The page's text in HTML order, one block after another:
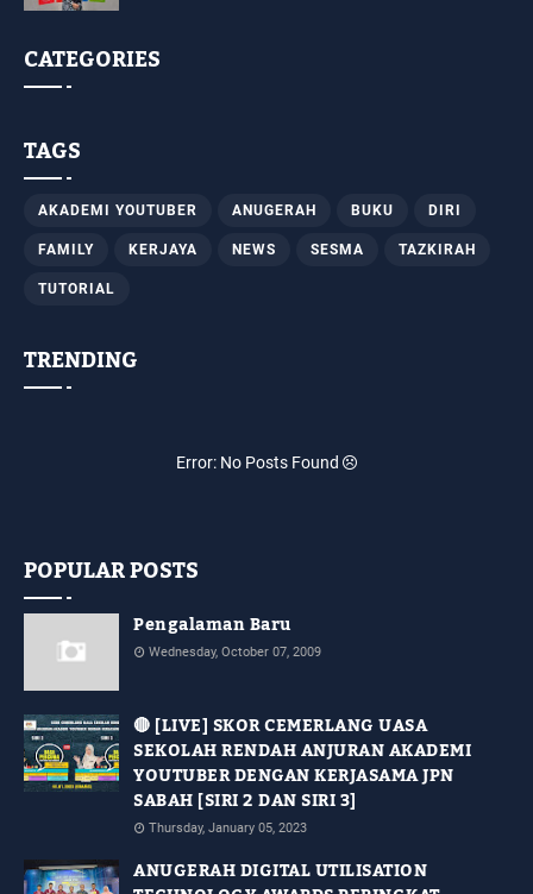
CATEGORIES
TAGS
AKADEMI YOUTUBER ANUGERAH BUKU DIRI
FAMILY KERJAYA NEWS SESMA TAZKIRAH
TUTORIAL
TRENDING
Error: No Posts Found
POPULAR POSTS
Pengalaman Baru
Wednesday, October 07, 2009
🔴 [LIVE] SKOR CEMERLANG UASA
SEKOLAH RENDAH ANJURAN AKADEMI
YOUTUBER DENGAN KERJASAMA JPN
SABAH [SIRI 2 DAN SIRI 3]
Thursday, January 05, 2023
ANUGERAH DIGITAL UTILISATION